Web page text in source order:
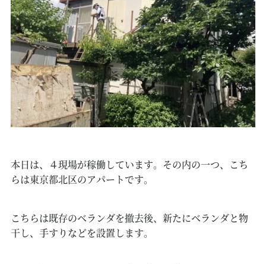
本日は、４現場が稼働しています。その内の一つ、こち
らは東京都北区のアパートです。
こちらは既存のベランダを撤去後、新たにベランダと物
干し、手すりなどを設置します。